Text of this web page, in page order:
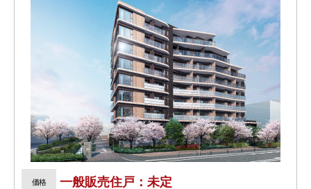
価格 一般販売住戸：未定